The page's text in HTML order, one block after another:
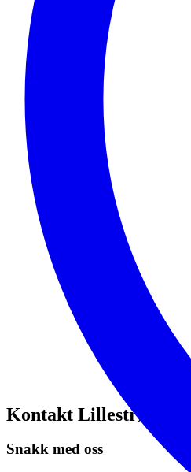
Kontakt Lillestrøm
Snakk med oss